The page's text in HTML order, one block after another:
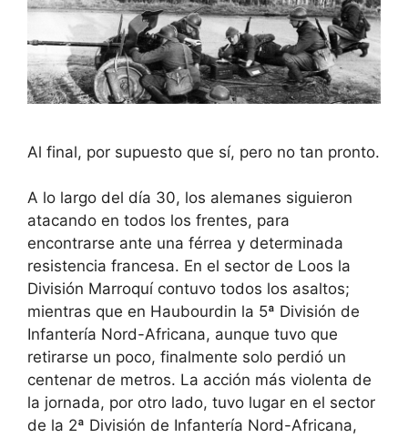
Al final, por supuesto que sí, pero no tan pronto.
A lo largo del día 30, los alemanes siguieron
atacando en todos los frentes, para
encontrarse ante una férrea y determinada
resistencia francesa. En el sector de Loos la
División Marroquí contuvo todos los asaltos;
mientras que en Haubourdin la 5ª División de
Infantería Nord-Africana, aunque tuvo que
retirarse un poco, finalmente solo perdió un
centenar de metros. La acción más violenta de
la jornada, por otro lado, tuvo lugar en el sector
de la 2ª División de Infantería Nord-Africana,